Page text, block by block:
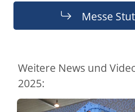
Messe
Weitere News und
2025: